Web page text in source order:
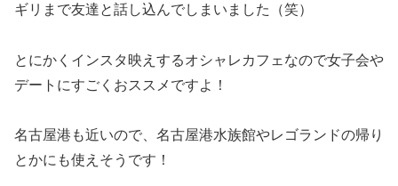
ギリまで友達と話し込んでしまいました（笑）
とにかくインスタ映えするオシャレカフェなので女子会や
デートにすごくおススメですよ！
名古屋港も近いので、名古屋港水族館やレゴランドの帰り
とかにも使えそうです！